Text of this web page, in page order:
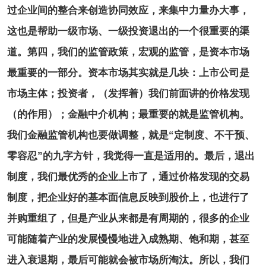
过企业间的整合来创造协同效应，来集中力量办大事，
这也是帮助一级市场、一级投资退出的一个很重要的渠
道。第四，我们的监管政策，宏观的监管，是资本市场
最重要的一部分。资本市场其实就是几块：上市公司是
市场主体；投资者，（发挥着）我们前面讲的价格发现
（的作用）；金融中介机构；最重要的就是监管机构。
我们金融监管机构也要做调整，就是“定制度、不干预、
零容忍”的九字方针，我觉得一直是适用的。最后，退出
制度，我们最优秀的企业上市了，通过价格发现的交易
制度，把企业好的基本面信息反映到股价上，也进行了
并购重组了，但是产业从来都是有周期的，很多的企业
可能随着产业的发展慢慢地进入成熟期、饱和期，甚至
进入衰退期，最后可能就会被市场所淘汰。所以，我们